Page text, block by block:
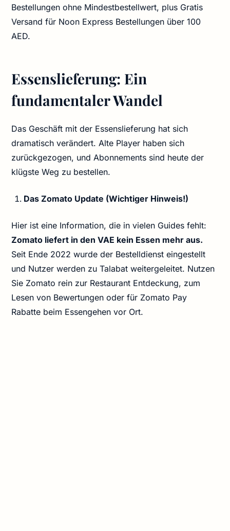
Bestellungen ohne Mindestbestellwert, plus Gratis
Versand für Noon Express Bestellungen über 100
AED.
Essenslieferung: Ein
fundamentaler Wandel
Das Geschäft mit der Essenslieferung hat sich
dramatisch verändert. Alte Player haben sich
zurückgezogen, und Abonnements sind heute der
klügste Weg zu bestellen.
Das Zomato Update (Wichtiger Hinweis!)
Hier ist eine Information, die in vielen Guides fehlt:
Zomato liefert in den VAE kein Essen mehr aus.
Seit Ende 2022 wurde der Bestelldienst eingestellt
und Nutzer werden zu Talabat weitergeleitet. Nutzen
Sie Zomato rein zur Restaurant Entdeckung, zum
Lesen von Bewertungen oder für Zomato Pay
Rabatte beim Essengehen vor Ort.